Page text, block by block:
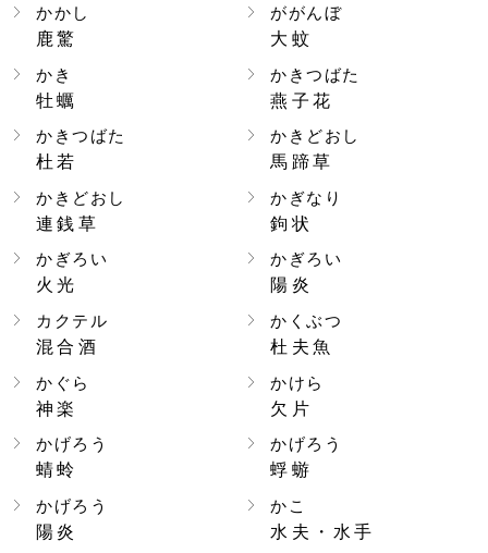
かかし
鹿驚
ががんぼ
大蚊
かき
牡蠣
かきつばた
燕子花
かきつばた
杜若
かきどおし
馬蹄草
かきどおし
連銭草
かぎなり
鉤状
かぎろい
火光
かぎろい
陽炎
カクテル
混合酒
かくぶつ
杜夫魚
かぐら
神楽
かけら
欠片
かげろう
蜻蛉
かげろう
蜉蝣
かげろう
陽炎
かこ
水夫・水手